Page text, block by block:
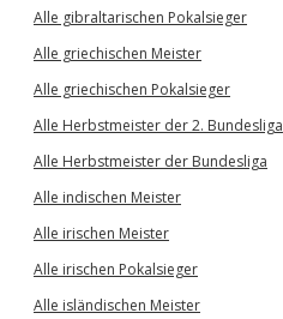
Alle gibraltarischen Pokalsieger
Alle griechischen Meister
Alle griechischen Pokalsieger
Alle Herbstmeister der 2. Bundesliga
Alle Herbstmeister der Bundesliga
Alle indischen Meister
Alle irischen Meister
Alle irischen Pokalsieger
Alle isländischen Meister